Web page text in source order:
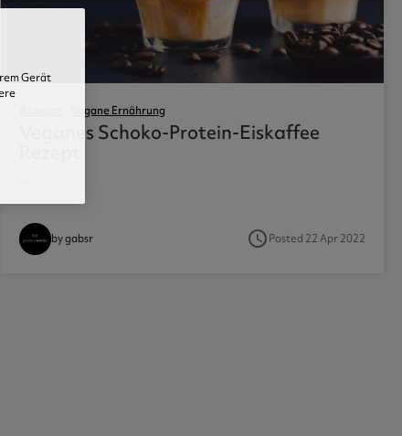
Vegane Ernährung
Veganes Schoko-Protein-Eiskaffee
by gabsr access_timePosted 22 Apr 2022
Gerät